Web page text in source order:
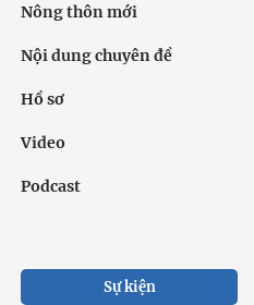
Nông thôn mới
Nội dung chuyên đề
Hồ sơ
Video
Podcast
Sự kiện